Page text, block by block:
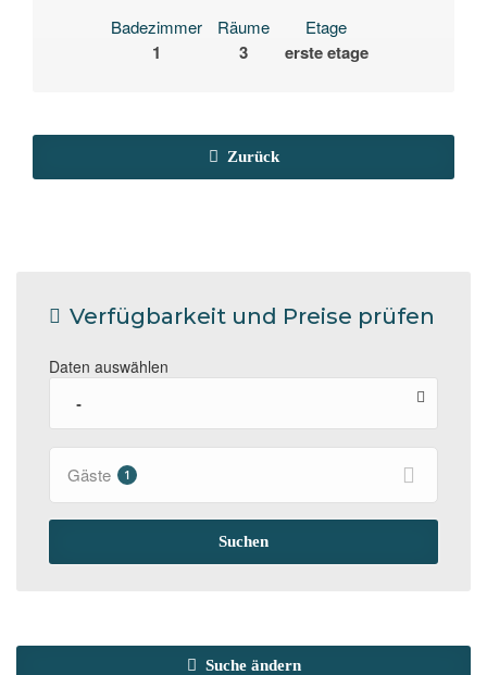
Badezimmer
1
Räume
3
Etage
erste etage
Zurück
Verfügbarkeit und Preise prüfen
Daten auswählen
Gäste 1
Suchen
Suche ändern